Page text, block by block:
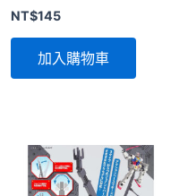
NT$145
加入購物車